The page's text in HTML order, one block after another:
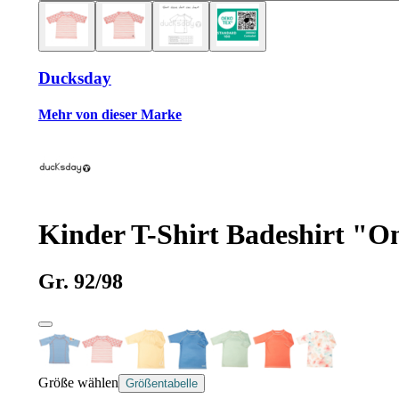
Ducksday
Mehr von dieser Marke
Kinder T-Shirt Badeshirt
Gr. 92/98
Größe wählen Größentabelle